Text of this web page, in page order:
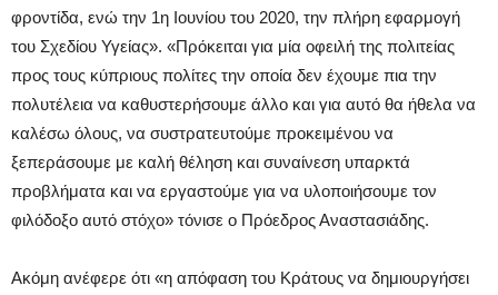
φροντίδα, ενώ την 1η Ιουνίου του 2020, την πλήρη εφαρμογή
του Σχεδίου Υγείας». «Πρόκειται για μία οφειλή της πολιτείας
προς τους κύπριους πολίτες την οποία δεν έχουμε πια την
πολυτέλεια να καθυστερήσουμε άλλο και για αυτό θα ήθελα να
καλέσω όλους, να συστρατευτούμε προκειμένου να
ξεπεράσουμε με καλή θέληση και συναίνεση υπαρκτά
προβλήματα και να εργαστούμε για να υλοποιήσουμε τον
φιλόδοξο αυτό στόχο» τόνισε ο Πρόεδρος Αναστασιάδης.
Ακόμη ανέφερε ότι «η απόφαση του Κράτους να δημιουργήσει